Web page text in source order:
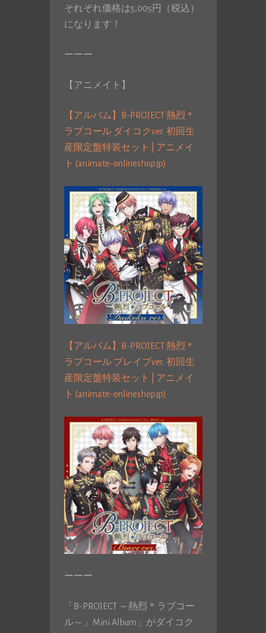
それぞれ価格は5,005円（税込）
になります！
ーーー
【アニメイト】
【アルバム】B-PROJECT 熱烈＊
ラブコール ダイコクver. 初回生
産限定盤特装セット | アニメイ
ト (animate-onlineshop.jp)
【アルバム】B-PROJECT 熱烈＊
ラブコール ブレイブver. 初回生
産限定盤特装セット | アニメイ
ト (animate-onlineshop.jp)
ーーー
「B-PROJECT ～熱烈＊ラブコー
ル～」Mini Album」がダイコク